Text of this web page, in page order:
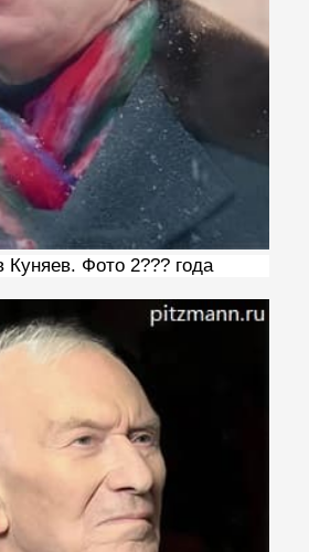
Куняев. Фото 2??? года